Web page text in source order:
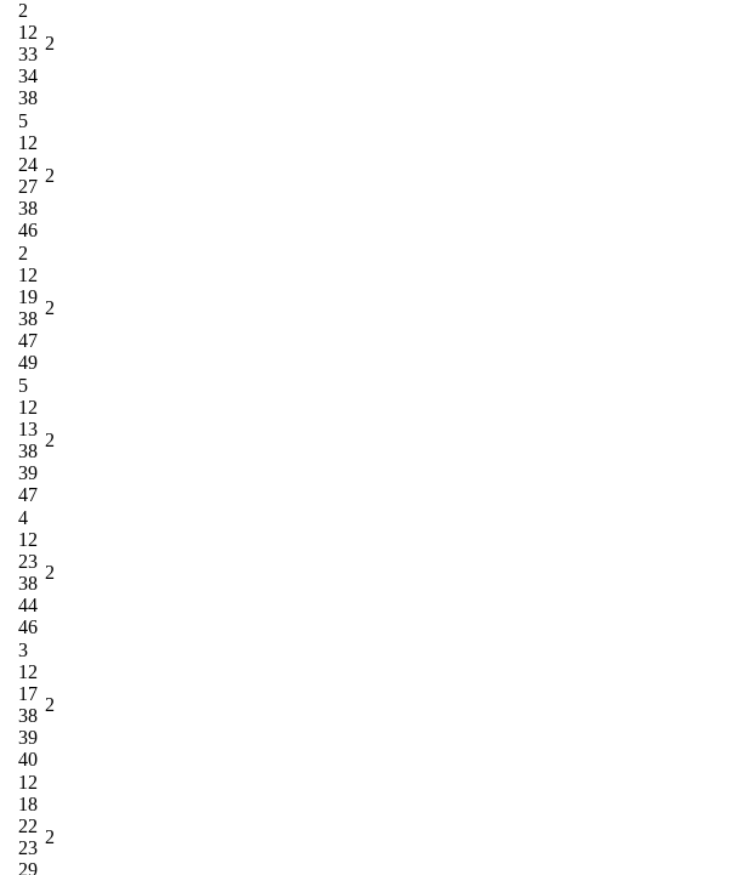
2
12
33
34
38
2
5
12
24
27
38
46
2
2
12
19
38
47
49
2
5
12
13
38
39
47
2
4
12
23
38
44
46
2
3
12
17
38
39
40
2
12
18
22
23
29
2